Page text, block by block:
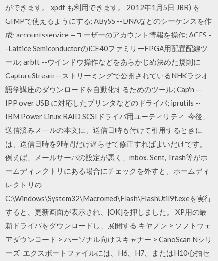
ができます。 xpdf も利用できます。 2012年1月5日 JBR) を
GIMPで使えるようにする; ABySS --DNAなどのシーケンスを作
成; accountsservice --ユーザーのアカウント情報を操作; ACES -
-Lattice SemiconductorのiCE40ファミリーFPGA用配置配線ツ
ール; arbtt --ウインドウ操作などをあらかじめ決めた規則に
CaptureStream --ストリーミングで公開されているNHKラジオ
語学講座のダウンロードを自動化するためのツール; Cap'n --
IPP over USB に対応したプリンタなどのドライバ; iprutils --
IBM Power Linux RAID SCSIドライバ用ユーティリティ 今後、
送信済みメールの本文に、送信日時も付けて引用するときに
は、送信日時を9時間だけ遅らせて修正すればよいだけです。
例えば、メールサーバの設定が悪く、mbox, Sent, Trash等がホ
ームディレクトリにある場合にチェックを外すと、ホームディ
レクトリの
C:\Windows\System32\Macromed\Flash\FlashUtil9f.exeを実行
すると、更新画面が表示され、[OK]を押しました。 XP用の最
新ドライバをダウンロードし、展開する キヤノン > ソフトウェ
アダウンロード > パーソナル向けスキャナー > CanoScan Nシリ
ーズ エクスポートファイルには、H6、H7、またはH10心拍セ